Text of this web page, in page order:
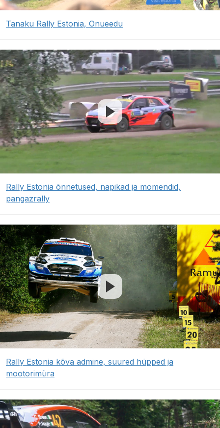
Tänaku Rally Estonia, Onueedu
Rally Estonia õnnetused, napikad ja momendid,
pangazrally
Rally Estonia kõva admine, suured hüpped ja
mootorimüra